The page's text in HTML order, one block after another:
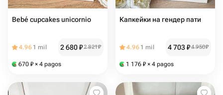
Bebé cupcakes unicornio
4.96 1 mil 2 680₽2 821₽
670 ₽ × 4 pagos
Капкейки на гендер пати
4.96 1 mil 4 703₽4 950₽
1 176 ₽ × 4 pagos